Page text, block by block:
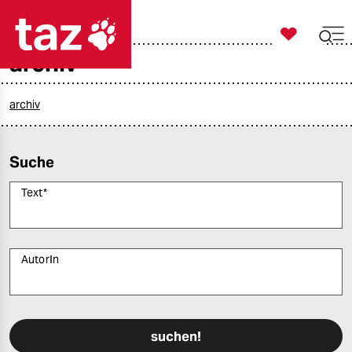
politik
gesellschaft
sport

taz zahl ich
archiv
archiv
Suche
Text*
AutorIn